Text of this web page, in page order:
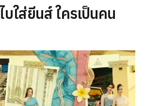
บใส่ยีนส์ ใครเป็นคน